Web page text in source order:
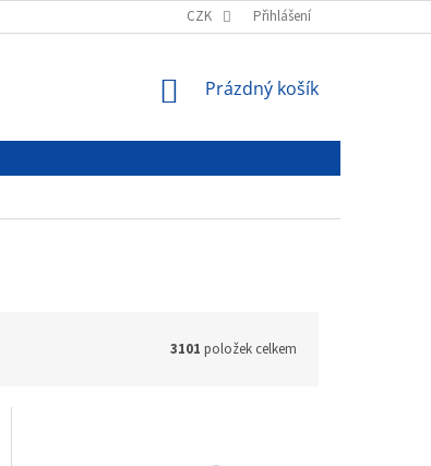
PODMÍNKY OCHRANY OSOBNÍCH ÚDAJŮ
CZK Přihlášení
NÁKUPNÍ
Prázdný košík
3101 položek celkem